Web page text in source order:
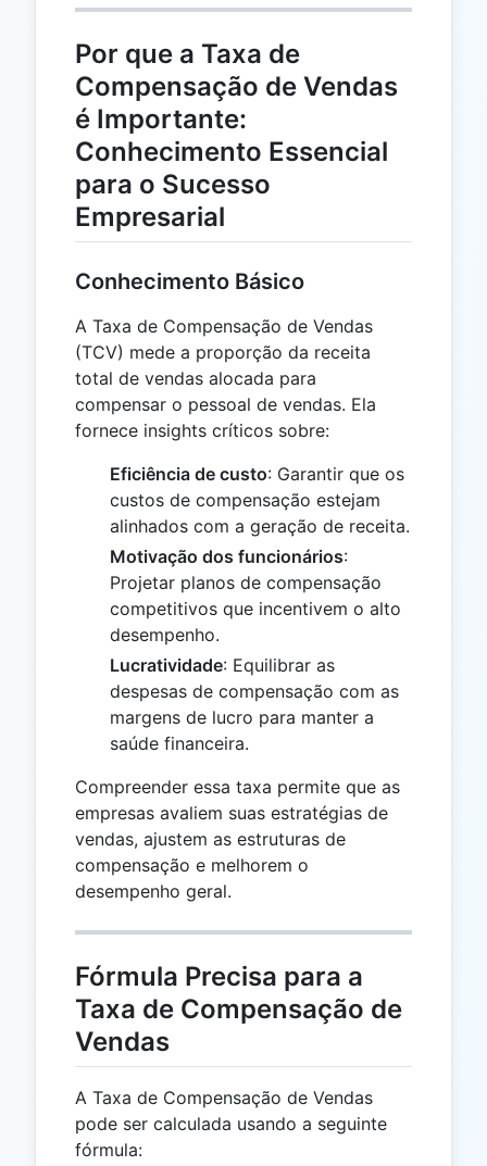
Por que a Taxa de
Compensação de Vendas
é Importante:
Conhecimento Essencial
para o Sucesso
Empresarial
Conhecimento Básico
A Taxa de Compensação de Vendas
(TCV) mede a proporção da receita
total de vendas alocada para
compensar o pessoal de vendas. Ela
fornece insights críticos sobre:
Eficiência de custo: Garantir que os
custos de compensação estejam
alinhados com a geração de receita.
Motivação dos funcionários:
Projetar planos de compensação
competitivos que incentivem o alto
desempenho.
Lucratividade: Equilibrar as
despesas de compensação com as
margens de lucro para manter a
saúde financeira.
Compreender essa taxa permite que as
empresas avaliem suas estratégias de
vendas, ajustem as estruturas de
compensação e melhorem o
desempenho geral.
Fórmula Precisa para a
Taxa de Compensação de
Vendas
A Taxa de Compensação de Vendas
pode ser calculada usando a seguinte
fórmula: